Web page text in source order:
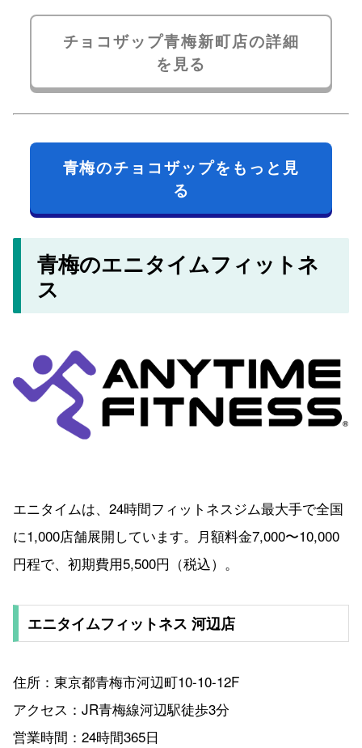
チョコザップ青梅新町店の詳細
を見る
青梅のチョコザップをもっと見
る
青梅のエニタイムフィットネ
ス
エニタイムは、24時間フィットネスジム最大手で全国
に1,000店舗展開しています。月額料金7,000〜10,000
円程で、初期費用5,500円（税込）。
エニタイムフィットネス 河辺店
住所：東京都青梅市河辺町10-10-12F
アクセス：JR青梅線河辺駅徒歩3分
営業時間：24時間365日